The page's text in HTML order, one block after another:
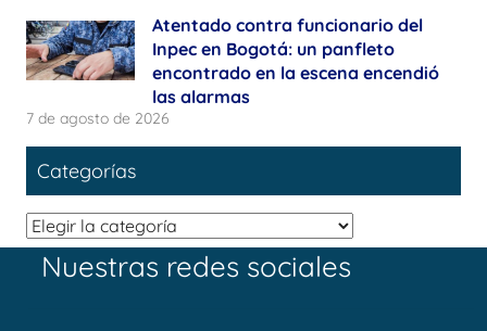
Atentado contra funcionario del
Inpec en Bogotá: un panfleto
encontrado en la escena encendió
las alarmas
7 de agosto de 2026
Categorías
Categorías
Nuestras redes sociales